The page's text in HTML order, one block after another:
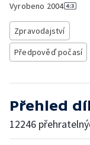
Vyrobeno 2004
Zpravodajství
Předpověď počasí
Přehled
12246